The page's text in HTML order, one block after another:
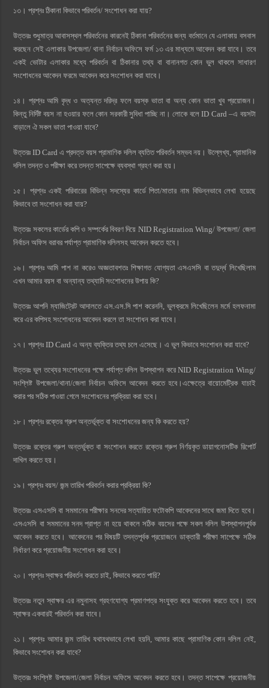
১৩। প্রশ্নঃ ঠিকানা কিভাবে পরিবর্তন/ সংশোধন করা যায়?
উত্তরঃ শুধুমাত্র আবাসস্থল পরিবর্তনের কারনেই ঠিকানা পরিবর্তনের জন্য বর্তমানে যে এলাকায় বসবাস
করছেন সেই এলাকার উপজেলা/ থানা নির্বাচন অফিসে ফর্ম ১৩ এর মাধ্যমে আবেদন করা যাবে। তবে
একই ভোটার এলাকার মধ্যে পরিবর্তন বা ঠিকানার তথ্য বা বানানগত কোন ভুল থাকলে সাধারণ
সংশোধনের আবেদন ফরমে আবেদন করে সংশোধন করা যাবে।
১৪। প্রশ্নঃ আমি বৃদ্ধ ও অত্যন্ত দরিদ্র ফলে বয়স্ক ভাতা বা অন্য কোন ভাতা খুব প্রয়োজন।
কিন্তু নির্দিষ্ট বয়স না হওয়ার ফলে কোন সরকারী সুবিধা পাচ্ছি না। লোকে বলে ID Card –এ বয়সটা
বাড়ালে ঐ সকল ভাতা পাওয়া যাবে?
উত্তরঃ ID Card এ প্রদত্ত বয়স প্রামাণিক দলিল ব্যতিত পরিবর্তন সম্ভব নয়। উল্লেখ্য, প্রামানিক
দলিল তদন্ত ও পরীক্ষা করে তদন্ত সাপেক্ষে ব্যবস্থা গ্রহণ করা হয়।
১৫। প্রশ্নঃ একই পরিবারের বিভিন্ন সদস্যের কার্ডে পিতা/মাতার নাম বিভিন্নভাবে লেখা হয়েছে
কিভাবে তা সংশোধন করা যায়?
উত্তরঃ সকলের কার্ডের কপি ও সম্পর্কের বিবরণ দিয়ে NID Registration Wing/ উপজেলা/ জেলা
নির্বাচন অফিস বরাবর পর্যাপ্ত প্রামাণিক দলিলসহ আবেদন করতে হবে।
১৬। প্রশ্নঃ আমি পাশ না করেও অজ্ঞতাবশতঃ শিক্ষাগত যোগ্যতা এসএসসি বা তদুর্দ্ধ লিখেছিলাম
এখন আমার বয়স বা অন্যান্য তথ্যাদি সংশোধনের উপায় কি?
উত্তরঃ আপনি ম্যাজিট্রেট আদালতে এস.এস.সি পাশ করেননি, ভুলক্রমে লিখেছিলেন মর্মে হলফনামা
করে এর কপিসহ সংশোধনের আবেদন করলে তা সংশোধন করা যাবে।
১৭। প্রশ্নঃ ID Card এ অন্য ব্যক্তির তথ্য চলে এসেছে। এ ভুল কিভাবে সংশোধন করা যাবে?
উত্তরঃ ভুল তথ্যের সংশোধনের পক্ষে পর্যাপ্ত দলিল উপস্থাপন করে NID Registration Wing/
সংশ্লিষ্ট উপজেলা/থানা/জেলা নির্বাচন অফিসে আবেদন করতে হবে।এক্ষেত্রে বায়োমেট্রিক যাচাই
করার পর সঠিক পাওয়া গেলে সংশোধনের প্রক্রিয়া করা হবে।
১৮। প্রশ্নঃ রক্তের গ্রুপ অন্তর্ভূক্ত বা সংশোধনের জন্য কি করতে হয়?
উত্তরঃ রক্তের গ্রুপ অন্তর্ভুক্ত বা সংশোধন করতে রক্তের গ্রুপ নির্ণয়কৃত ডায়াগনোসটিক রিপোর্ট
দাখিল করতে হয়।
১৯। প্রশ্নঃ বয়স/ জন্ম তারিখ পরিবর্তন করার প্রক্রিয়া কি?
উত্তরঃ এসএসসি বা সমমানের পরীক্ষার সনদের সত্যায়িত ফটোকপি আবেদনের সাথে জমা দিতে হবে।
এসএসসি বা সমমানের সনদ প্রাপ্ত না হয়ে থাকলে সঠিক বয়সের পক্ষে সকল দলিল উপস্থাপনপূর্বক
আবেদন করতে হবে। আবেদনের পর বিষয়টি তদন্তপূর্বক প্রয়োজনে ডাক্তারী পরীক্ষা সাপেক্ষে সঠিক
নির্ধারণ করে প্রয়োজনীয় সংশোধন করা হবে।
২০। প্রশ্নঃ স্বাক্ষর পরিবর্তন করতে চাই, কিভাবে করতে পারি?
উত্তরঃ নতুন স্বাক্ষর এর নমুনাসহ গ্রহণযোগ্য প্রমাণপত্র সংযুক্ত করে আবেদন করতে হবে। তবে
স্বাক্ষর একবারই পরিবর্তন করা যাবে।
২১। প্রশ্নঃ আমার জন্ম তারিখ যথাযথভাবে লেখা হয়নি, আমার কাছে প্রামাণিক কোন দলিল নেই,
কিভাবে সংশোধন করা যাবে?
উত্তরঃ সংশ্লিষ্ট উপজেলা/জেলা নির্বাচন অফিসে আবেদন করতে হবে। তদন্ত সাপেক্ষে প্রয়োজনীয়